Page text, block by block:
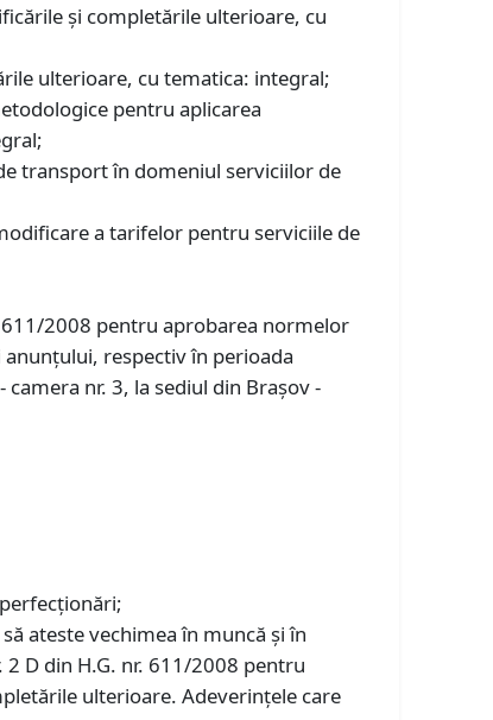
și completările ulterioare, cu
ulterioare, cu tematica: integral;
pentru aplicarea
transport în domeniul serviciilor de
a tarifelor pentru serviciile de
2008 pentru aprobarea normelor
respectiv în perioada
nr. 3, la sediul din Braşov -
ateste vechimea în muncă şi în
D din H.G. nr. 611/2008 pentru
ulterioare. Adeverințele care